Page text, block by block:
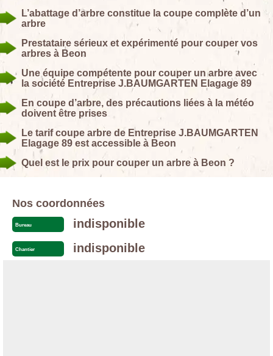
L’abattage d’arbre constitue la coupe complète d’un
arbre
Prestataire sérieux et expérimenté pour couper vos
arbres à Beon
Une équipe compétente pour couper un arbre avec
la société Entreprise J.BAUMGARTEN Elagage 89
En coupe d’arbre, des précautions liées à la météo
doivent être prises
Le tarif coupe arbre de Entreprise J.BAUMGARTEN
Elagage 89 est accessible à Beon
Quel est le prix pour couper un arbre à Beon ?
Nos coordonnées
Bureau indisponible
Chantier indisponible